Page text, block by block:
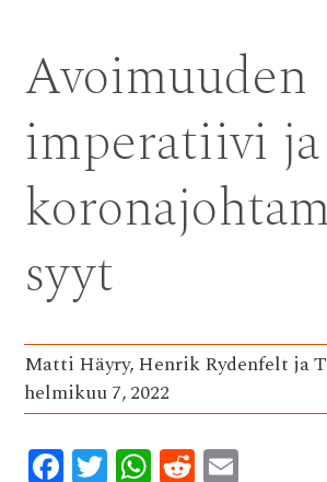
o
o
k
r A
p
p
t
l
Avoimuuden
imperatiivi ja
syyt
Matti Häyry, Henrik Rydenfelt ja
helmikuu 7, 2022
F T W R